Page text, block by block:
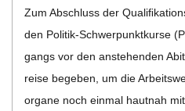
E
-
Zum Abschluss der
den Poli­­tik-Schwer­­punk­t­­kurse
gangs vor den anste­hen­den
reise bege­ben, um die
or­gane noch ein­mal haut­nah